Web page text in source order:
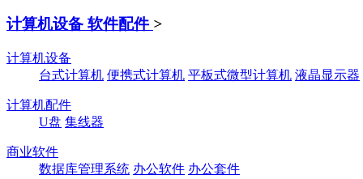
计算机设备 软件配件 >
计算机设备
台式计算机 便携式计算机 平板式微型计算机 液晶显示器
计算机配件
U盘 集线器
商业软件
数据库管理系统 办公软件 办公套件